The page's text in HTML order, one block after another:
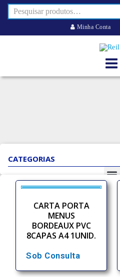
Minha Conta
CATEGORIAS
CARTA PORTA
MENUS
BORDEAUX PVC
8CAPAS A4 1UNID.
Sob Consulta